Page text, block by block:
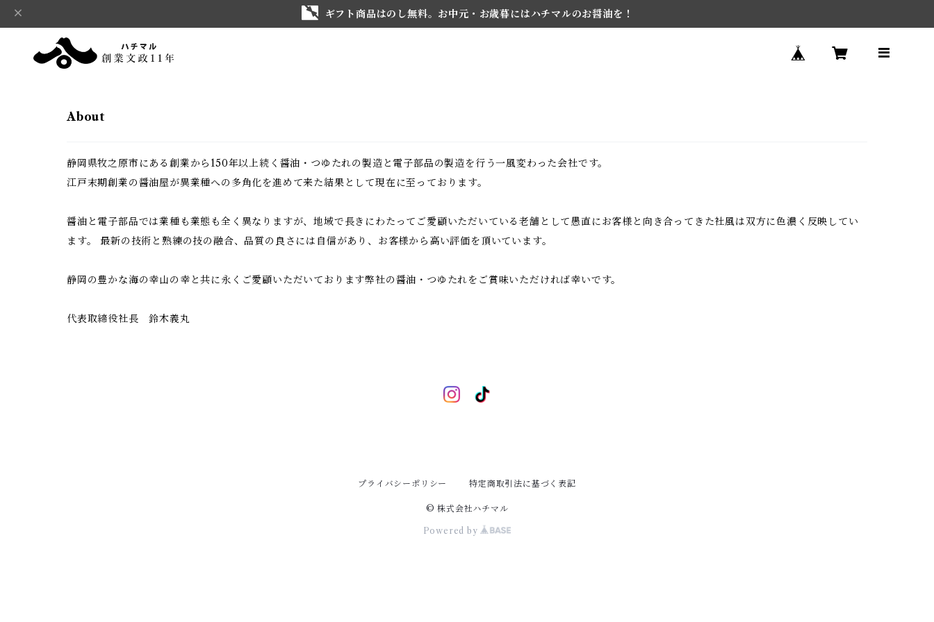
ギフト商品はのし無料。お中元・お歳暮にはハチマルのお醤油を！
About
静岡県牧之原市にある創業から150年以上続く醤油・つゆたれの製造と電子部品の製造を行う一風変わった会社です。
江戸末期創業の醤油屋が異業種への多角化を進めて来た結果として現在に至っております。
醤油と電子部品では業種も業態も全く異なりますが、地域で長きにわたってご愛顧いただいている老舗として愚直にお客様と向き合ってきた社風は双方に色濃く反映してい
ます。 最新の技術と熟練の技の融合、品質の良さには自信があり、お客様から高い評価を頂いています。
静岡の豊かな海の幸山の幸と共に永くご愛顧いただいております弊社の醤油・つゆたれをご賞味いただければ幸いです。
代表取締役社長 鈴木義丸
プライバシーポリシー 特定商取引法に基づく表記
© 株式会社ハチマル
Powered by